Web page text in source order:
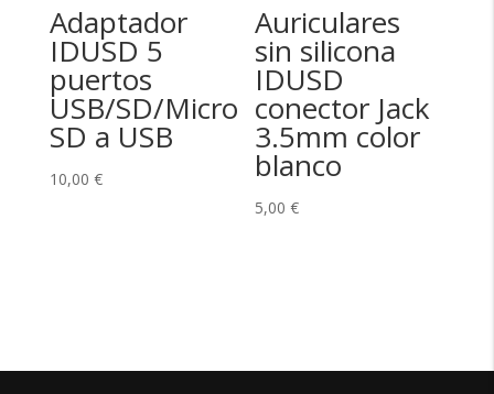
Adaptador
IDUSD 5
puertos
USB/SD/Micro
SD a USB
10,00 €
Auriculares
sin silicona
IDUSD
conector Jack
3.5mm color
blanco
5,00€